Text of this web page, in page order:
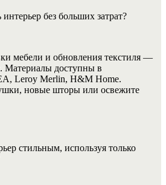
без больших затрат?
мебели и обновления текстиля —
Материалы доступны в
Leroy Merlin, H&M Home.
новые шторы или освежите
стильным, используя только